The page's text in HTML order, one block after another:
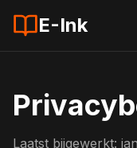
E-Ink
Laatst bijgewerkt: